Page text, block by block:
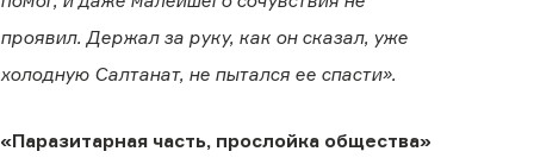
проявил. Держал за руку, как он сказал, уже
холодную Салтанат, не пытался ее спасти».
«Паразитарная часть, прослойка общества»